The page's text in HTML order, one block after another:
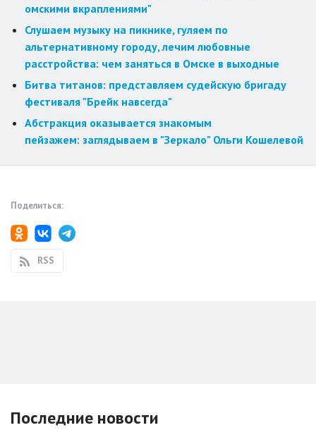
омскими вкраплениями"
Слушаем музыку на пикнике, гуляем по
альтернативному городу, лечим любовные
расстройства: чем заняться в Омске в выходные
Битва титанов: представляем судейскую бригаду
фестиваля "Брейк навсегда"
Абстракция оказывается знакомым
пейзажем: заглядываем в "Зеркало" Ольги Кошелевой
Поделиться:
RSS
Последние новости